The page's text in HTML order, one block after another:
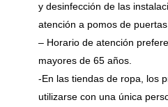
y desinfección de las
atención a pomos de
– Horario de atención
mayores de 65 años.
-En las tiendas de ropa, los
utilizarse con una única